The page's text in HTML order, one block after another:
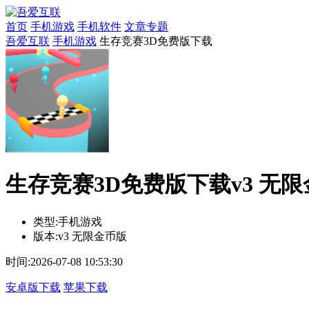
首页 手机游戏 手机软件 文章专题
吾爱互联 手机游戏 生存竞赛3D免费版下载
生存竞赛3D免费版下载v3 无
类型:手机游戏
版本:v3 无限金币版
时间:2026-07-08 10:53:30
安卓版下载 苹果下载